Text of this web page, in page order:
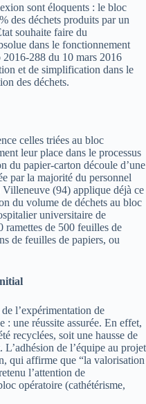
sont éloquents : le bloc
des déchets produits par un
souhaite faire du
dans le fonctionnement
2016-288 du 10 mars 2016
et de simplification dans le
des déchets.
celles triées au bloc
leur place dans le processus
du papier-carton découle d’une
par la majorité du personnel
(94) applique déjà ce
du volume de déchets au bloc
universitaire de
de 500 feuilles de
de feuilles de papiers, ou
l’expérimentation de
: une réussite assurée. En effet,
recyclées, soit une hausse de
de l’équipe au projet
qui affirme que “la valorisation
l’attention de
opératoire (cathétérisme,